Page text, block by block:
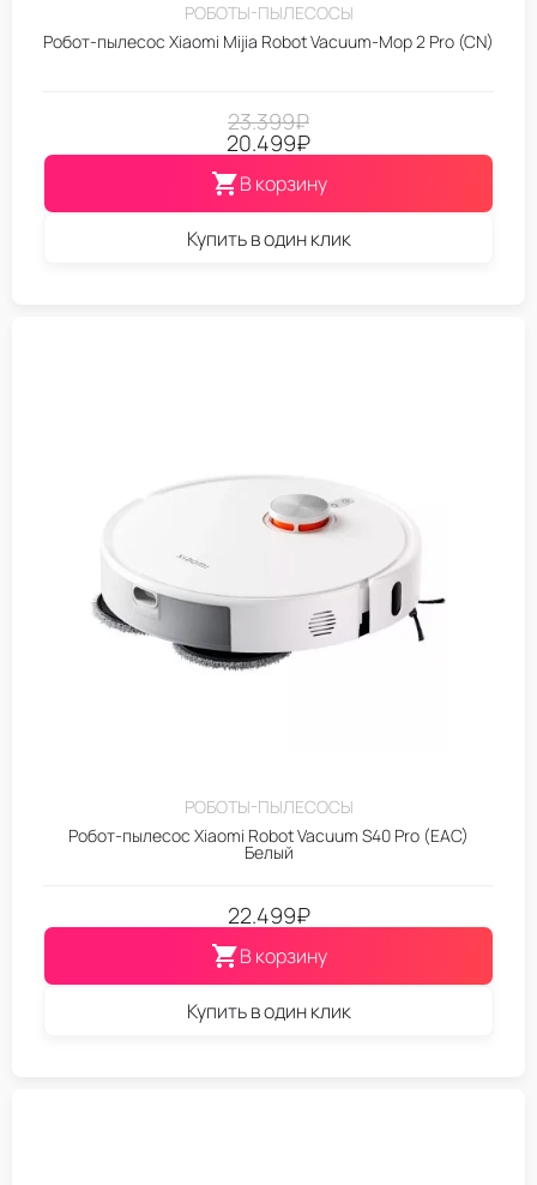
РОБОТЫ-ПЫЛЕСОСЫ
Робот-пылесос Xiaomi Mijia Robot Vacuum-Mop 2 Pro (CN)
23.399₽
20.499₽
В корзину
Купить в один клик
РОБОТЫ-ПЫЛЕСОСЫ
Робот-пылесос Xiaomi Robot Vacuum S40 Pro (EAC)
Белый
22.499₽
В корзину
Купить в один клик